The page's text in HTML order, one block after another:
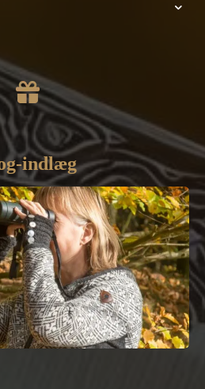
indlæg